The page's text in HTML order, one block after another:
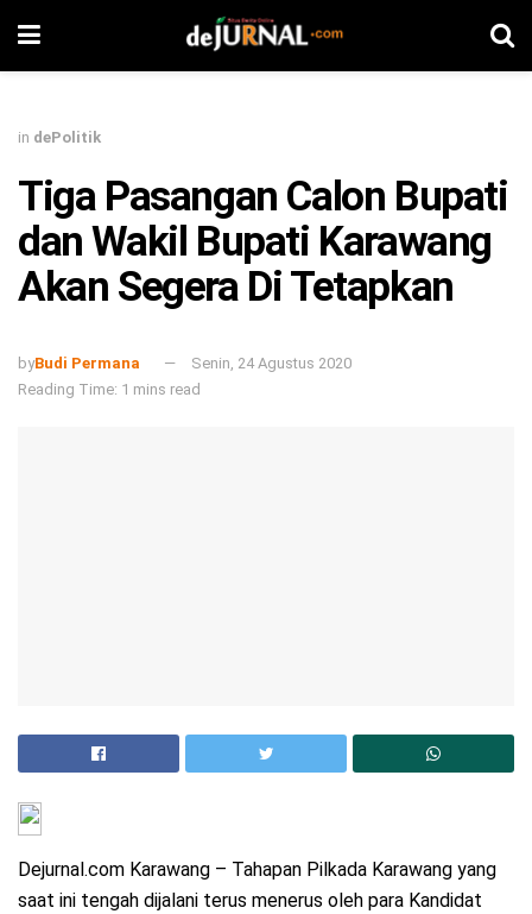
in dePolitik
Tiga Pasangan Calon Bupati
dan Wakil Bupati Karawang
Akan Segera Di Tetapkan
byBudi Permana
Senin, 24 Agustus 2020
Reading Time: 1 mins read
Dejurnal.com Karawang – Tahapan Pilkada Karawang yang
saat ini tengah dijalani terus menerus oleh para Kandidat